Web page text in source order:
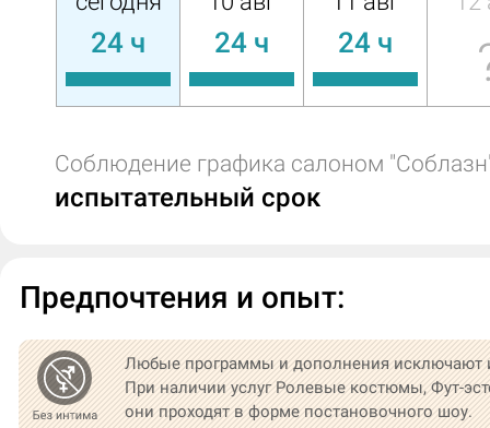
24 ч 24 ч 24 ч
Соблюдение графика салоном
испытательный срок
Предпочтения и опыт:
Любые программы и дополнения исключают
При наличии услуг Ролевые костюмы, Фут-
они проходят в форме постановочного шоу.